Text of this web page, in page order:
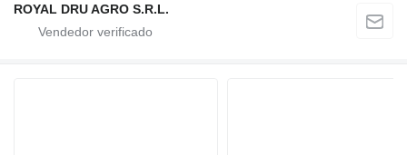
ROYAL DRU AGRO S.R.L.